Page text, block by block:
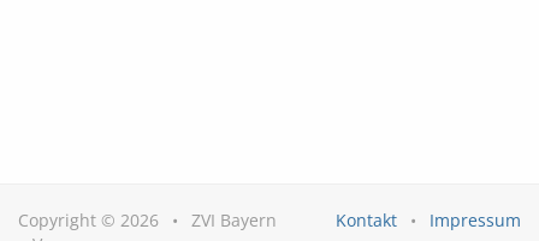
Copyright © 2026 •
ZVI Bayern
Kontakt • Impressum